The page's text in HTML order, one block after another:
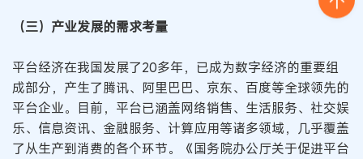
（三）产业发展的需求考量
平台经济在我国发展了20多年，已成为数字经济的重要组
成部分，产生了腾讯、阿里巴巴、京东、百度等全球领先的
平台企业。目前，平台已涵盖网络销售、生活服务、社交娱
乐、信息资讯、金融服务、计算应用等诸多领域，几乎覆盖
了从生产到消费的各个环节。《国务院办公厅关于促进平台